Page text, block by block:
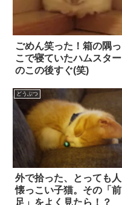
ごめん笑った！箱の隅っ
こで寝ていたハムスター
のこの後すぐ(笑)
どうぶつ
外で拾った、とっても人
懐っこい子猫。その「前
足」をよく見たら！？